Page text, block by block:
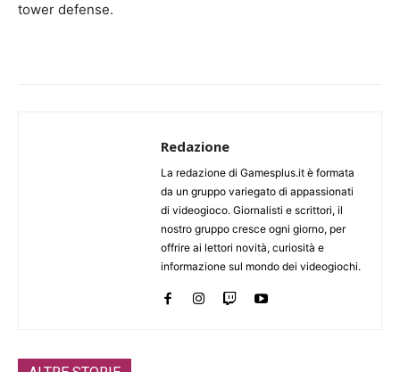
tower defense.
Redazione
La redazione di Gamesplus.it è formata
da un gruppo variegato di appassionati
di videogioco. Giornalisti e scrittori, il
nostro gruppo cresce ogni giorno, per
offrire ai lettori novità, curiosità e
informazione sul mondo dei videogiochi.